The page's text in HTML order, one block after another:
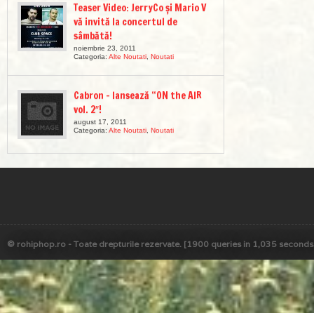
Teaser Video: JerryCo și Mario V
vă invită la concertul de
sâmbătă!
noiembrie 23, 2011
Categoria: Alte Noutati Noutati
Cabron – lansează “ON the AIR
vol. 2″!
august 17, 2011
Categoria: Alte Noutati Noutati
© rohiphop.ro - Toate drepturile rezervate. [1900 queries in 1,035